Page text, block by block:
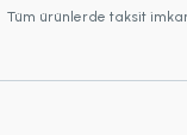
Tüm ürünlerde taksit